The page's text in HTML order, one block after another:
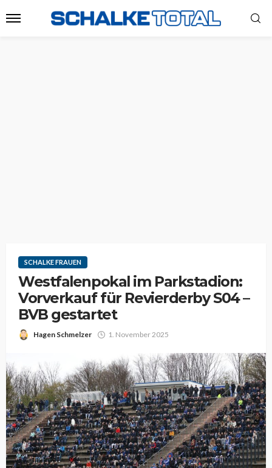
SCHALKE FRAUEN
Westfalenpokal im Parkstadion:
Vorverkauf für Revierderby S04 –
BVB gestartet
Hagen Schmelzer 1. November 2025